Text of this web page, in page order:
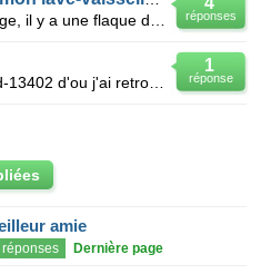
réponses
1
réponse
amie
réponses Dernière page